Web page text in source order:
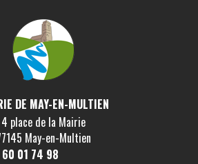
DE MAY-EN-MULTIEN
4 place de la Mairie
May-en-Multien
60 01 74 98